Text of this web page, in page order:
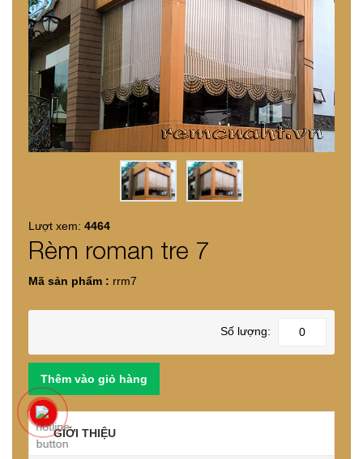
Lượt xem: 4464
Rèm roman tre 7
Mã sản phẩm : rrm7
Số lượng:
GIỚI THIỆU